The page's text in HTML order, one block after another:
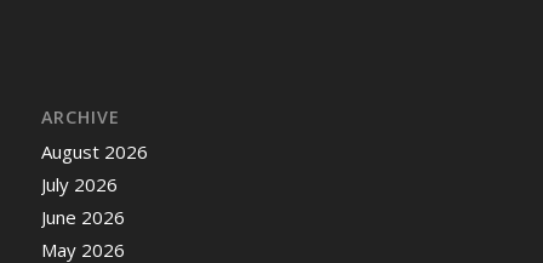
ARCHIVE
August 2026
July 2026
June 2026
May 2026